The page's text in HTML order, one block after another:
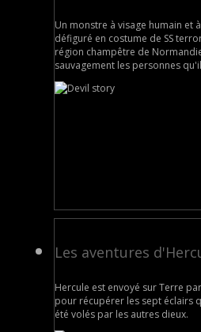
Un monstre à visage humain et
défiguré en costume de SS
région champêtre de
sauvagement les personnes
Les aventures
Hercule est envoyé sur Terre
pour récupérer les sept éclairs
été volés par les autres dieux.